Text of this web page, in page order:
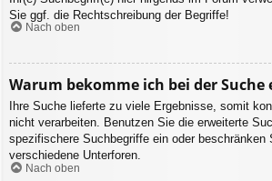
Sie ggf. die Rechtschreibung der Begriffe!
Nach oben
Warum bekomme ich bei der Suche
Ihre Suche lieferte zu viele Ergebnisse, somit
nicht verarbeiten. Benutzen Sie die erweiterte
spezifischere Suchbegriffe ein oder beschränken
verschiedene Unterforen.
Nach oben